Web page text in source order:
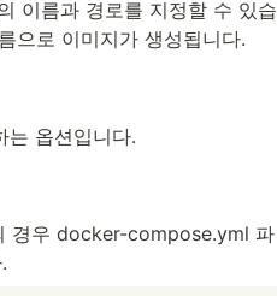
이름과 경로를 지정할 수 있습
으로 이미지가 생성됩니다.
는 옵션입니다.
경우 docker-compose.yml 파